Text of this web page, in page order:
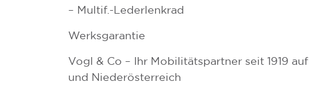
– Multif.-Lederlenkrad
Werksgarantie
Vogl & Co – Ihr Mobilitätspartner seit 1919
und Niederösterreich